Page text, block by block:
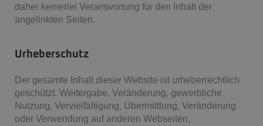
daher keinerlei Verantwortung für den Inhalt der
angelinkten Seiten.
Urheberschutz
Der gesamte Inhalt dieser Website ist urheberrechtlich
geschützt. Weitergabe, Veränderung, gewerbliche
Nutzung, Vervielfältigung, Übermittlung, Veränderung
oder Verwendung auf anderen Webseiten,